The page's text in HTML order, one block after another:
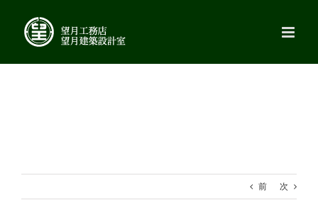
content
前 次